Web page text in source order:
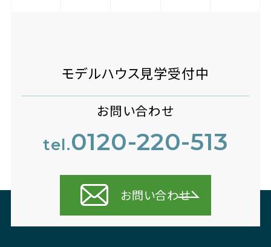
モデルハウス見学受付中
お問い合わせ
tel.0120-220-513
お問い合わせ